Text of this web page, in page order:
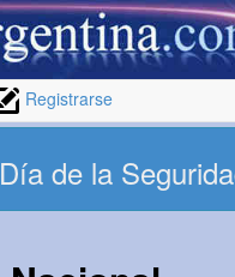
Registrarse
Día de la